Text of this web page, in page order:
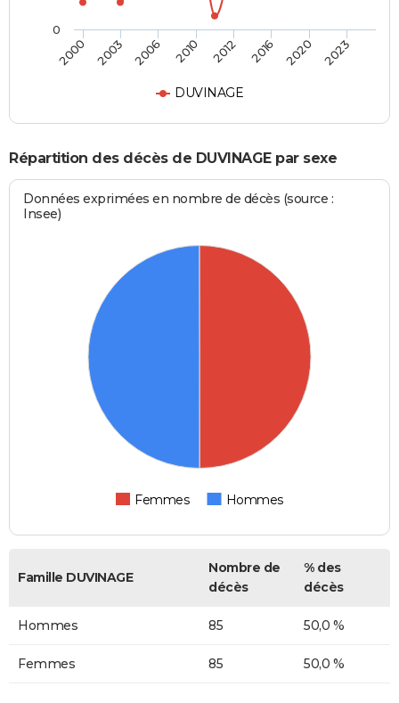
DUVINAGE
2000 2003 2006 2010 2012 2016 2020 2023
0
Répartition des décès de DUVINAGE par sexe
Données exprimées en nombre de décès (source :
Insee)
Femmes Hommes
Famille DUVINAGE
Nombre de
décès
% des
décès
Hommes 85 50,0 %
Femmes 85 50,0 %